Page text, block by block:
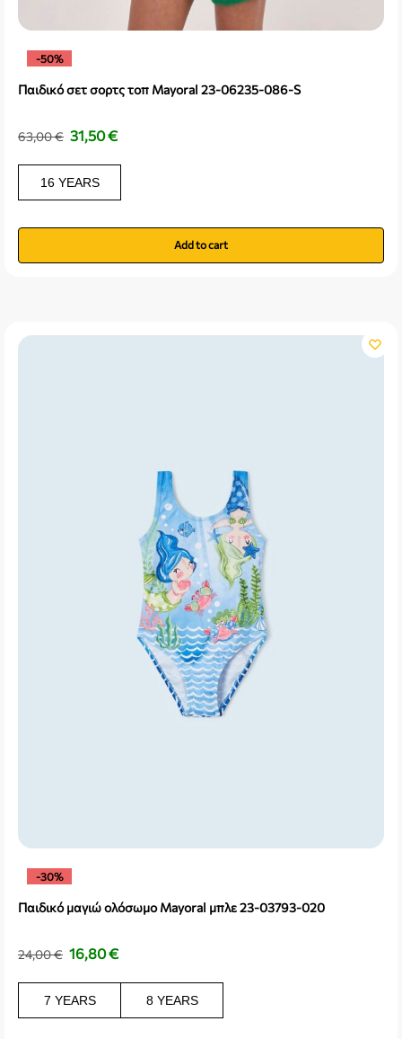
-50%
Παιδικό σετ σορτς τοπ Mayoral 23-06235-086-S
63,00€ 31,50€
16 YEARS
Add to cart
-30%
Παιδικό μαγιώ ολόσωμο Mayoral μπλε 23-03793-020
24,00€ 16,80€
7 YEARS 8 YEARS